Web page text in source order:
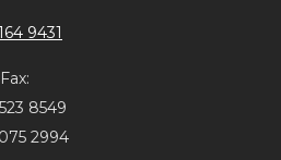
9431
8549
2994